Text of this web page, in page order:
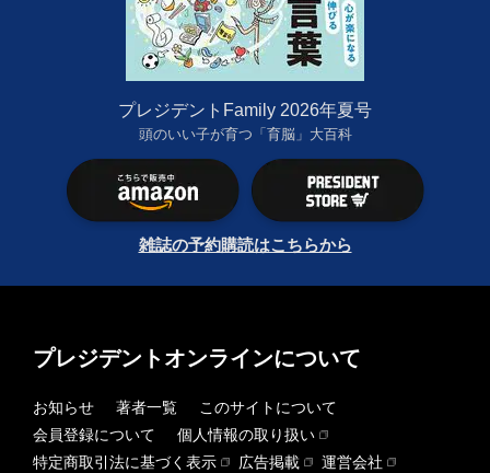
プレジデントFamily 2026年夏号
頭のいい子が育つ「育脳」大百科
雑誌の予約購読はこちらから
プレジデントオンラインについて
お知らせ 著者一覧
このサイトについて
会員登録について
個人情報の取り扱い
特定商取引法に基づく表示
広告掲載
運営会社